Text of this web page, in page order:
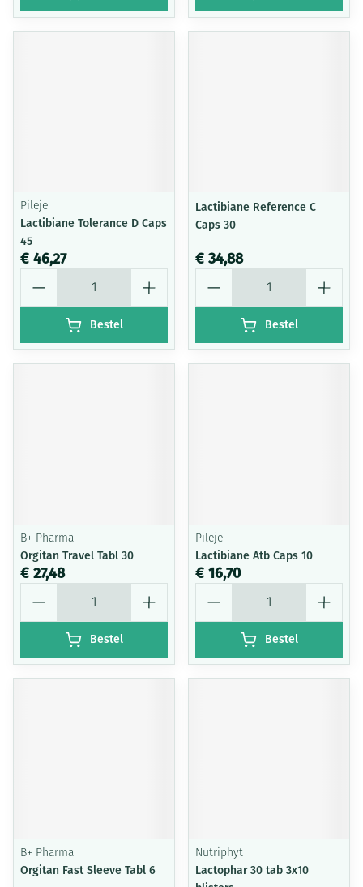
Pileje
Lactibiane Tolerance D Caps
45
€ 46,27
Bestel
Lactibiane Reference C
Caps 30
€ 34,88
Bestel
B+ Pharma
Orgitan Travel Tabl 30
€ 27,48
Bestel
Pileje
Lactibiane Atb Caps 10
€ 16,70
Bestel
B+ Pharma
Orgitan Fast Sleeve Tabl 6
Nutriphyt
Lactophar 30 tab 3x10